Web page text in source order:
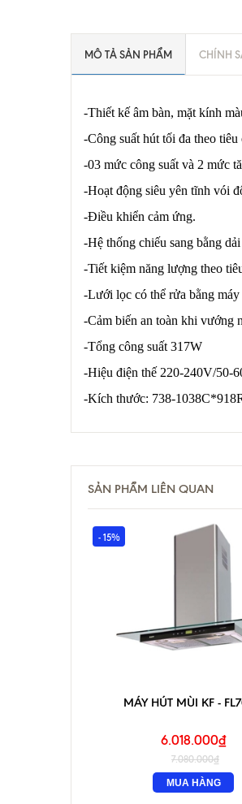
MÔ TẢ SẢN PHẨM CHÍNH
-Thiết kế âm bàn, mặt kính
-Công suất hút tối đa theo tiêu
-03 mức công suất và 2 mức
-Hoạt động siêu yên tĩnh vói
-Điều khiển cảm ứng.
-Hệ thống chiếu sang bằng
-Tiết kiệm năng lượng theo
-Lưới lọc có thể rửa bằng máy
-Cảm biến an toàn khi vướng
-Tổng công suất 317W
-Hiệu điện thế 220-240V/50-
-Kích thước: 738-
SẢN PHẨM LIÊN QUAN
- 15%
MÁY HÚT MÙI KF -
6.018.000₫
7.080.000₫
MUA HÀNG